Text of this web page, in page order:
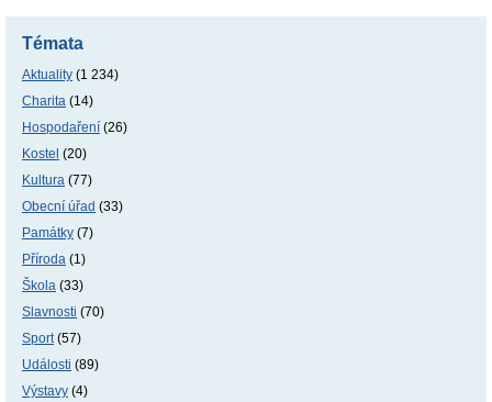
Témata
Aktuality (1 234)
Charita (14)
Hospodaření (26)
Kostel (20)
Kultura (77)
Obecní úřad (33)
Památky (7)
Příroda (1)
Škola (33)
Slavnosti (70)
Sport(57)
Události (89)
Výstavy (4)